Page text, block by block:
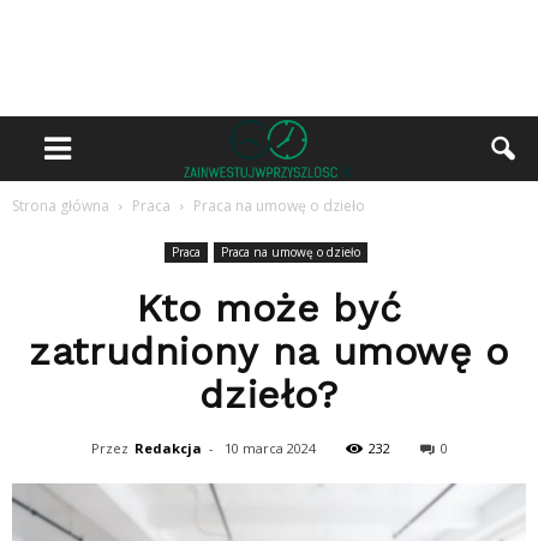
Strona główna Praca Praca na umowę o dzieło
Praca Praca na umowę o dzieło
Kto może być
zatrudniony na umowę o
dzieło?
Przez Redakcja - 10 marca 2024 232 0